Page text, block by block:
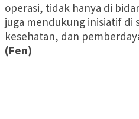
operasi, tidak hanya di
juga mendukung inisiatif di
kesehatan, dan
(Fen)